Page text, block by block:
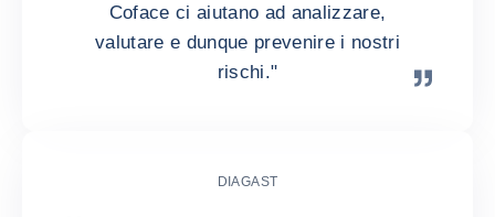
Coface ci aiutano ad analizzare,
valutare e dunque prevenire i nostri
rischi."
DIAGAST